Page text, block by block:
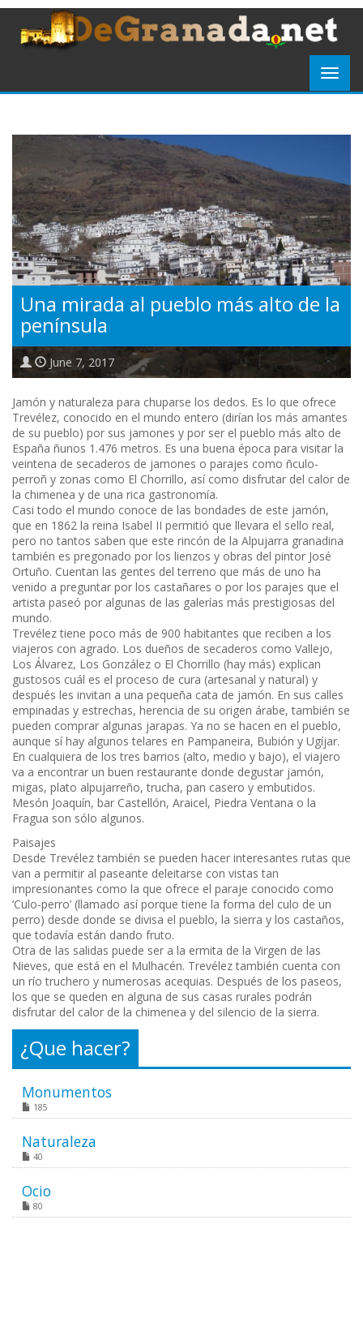
Una mirada al pueblo más alto de la
península
June 7, 2017
Jamón y naturaleza para chuparse los dedos. Es lo que ofrece
Trevélez, conocido en el mundo entero (dirían los más amantes
de su pueblo) por sus jamones y por ser el pueblo más alto de
España ñunos 1.476 metros. Es una buena época para visitar la
veintena de secaderos de jamones o parajes como ñculo-
perroñ y zonas como El Chorrillo, así como disfrutar del calor de
la chimenea y de una rica gastronomía.
Casi todo el mundo conoce de las bondades de este jamón,
que en 1862 la reina Isabel II permitió que llevara el sello real,
pero no tantos saben que este rincón de la Alpujarra granadina
también es pregonado por los lienzos y obras del pintor José
Ortuño. Cuentan las gentes del terreno que más de uno ha
venido a preguntar por los castañares o por los parajes que el
artista paseó por algunas de las galerías más prestigiosas del
mundo.
Trevélez tiene poco más de 900 habitantes que reciben a los
viajeros con agrado. Los dueños de secaderos como Vallejo,
Los Álvarez, Los González o El Chorrillo (hay más) explican
gustosos cuál es el proceso de cura (artesanal y natural) y
después les invitan a una pequeña cata de jamón. En sus calles
empinadas y estrechas, herencia de su origen árabe, también se
pueden comprar algunas jarapas. Ya no se hacen en el pueblo,
aunque sí hay algunos telares en Pampaneira, Bubión y Ugíjar.
En cualquiera de los tres barrios (alto, medio y bajo), el viajero
va a encontrar un buen restaurante donde degustar jamón,
migas, plato alpujarreño, trucha, pan casero y embutidos.
Mesón Joaquín, bar Castellón, Araicel, Piedra Ventana o la
Fragua son sólo algunos.
Paisajes
Desde Trevélez también se pueden hacer interesantes rutas que
van a permitir al paseante deleitarse con vistas tan
impresionantes como la que ofrece el paraje conocido como
‘Culo-perro’ (llamado así porque tiene la forma del culo de un
perro) desde donde se divisa el pueblo, la sierra y los castaños,
que todavía están dando fruto.
Otra de las salidas puede ser a la ermita de la Virgen de las
Nieves, que está en el Mulhacén. Trevélez también cuenta con
un río truchero y numerosas acequias. Después de los paseos,
los que se queden en alguna de sus casas rurales podrán
disfrutar del calor de la chimenea y del silencio de la sierra.
¿Que hacer?
Monumentos
185
Naturaleza
40
Ocio
80